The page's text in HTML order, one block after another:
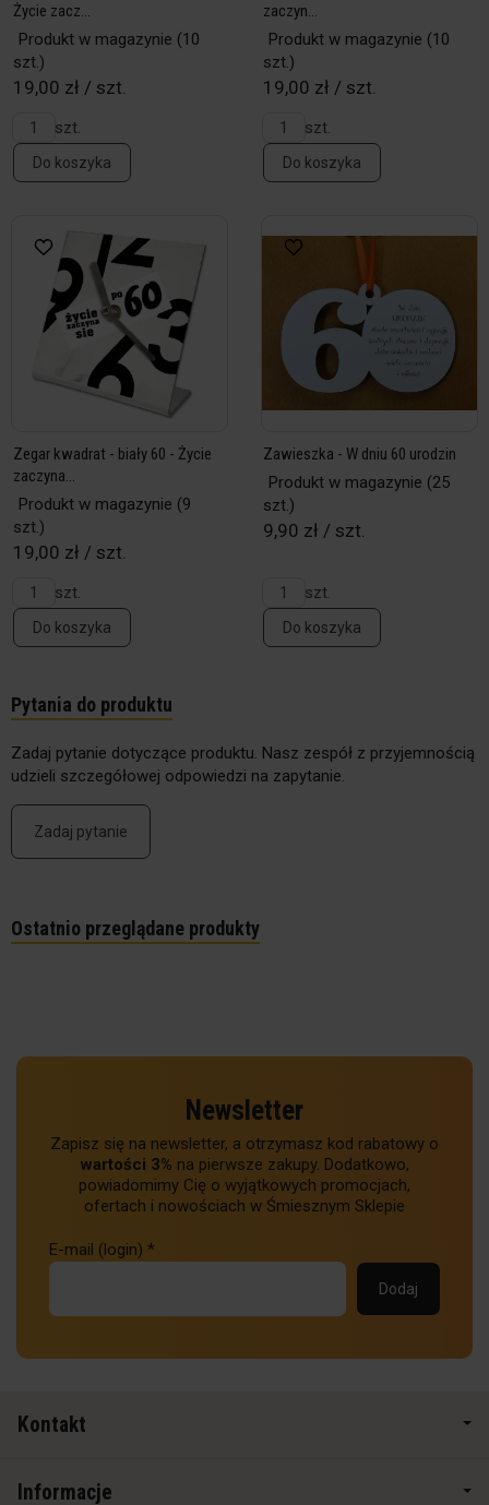
Życie zacz...
Produkt w magazynie (10
szt.)
19,00 zł / szt.
szt.
Do koszyka
zaczyn...
Produkt w magazynie (10
szt.)
19,00 zł / szt.
szt.
Do koszyka
Zegar kwadrat - biały 60 - Życie
zaczyna...
Produkt w magazynie (9
szt.)
19,00 zł / szt.
szt.
Do koszyka
Zawieszka - W dniu 60 urodzin
Produkt w magazynie (25
szt.)
9,90 zł / szt.
szt.
Do koszyka
Pytania do produktu
Zadaj pytanie dotyczące produktu. Nasz zespół z przyjemnością
udzieli szczegółowej odpowiedzi na zapytanie.
Zadaj pytanie
Ostatnio przeglądane produkty
Newsletter
Zapisz się na newsletter, a otrzymasz kod rabatowy o
wartości 3% na pierwsze zakupy. Dodatkowo,
powiadomimy Cię o wyjątkowych promocjach,
ofertach i nowościach w Śmiesznym Sklepie
E-mail (login) *
Kontakt
Informacje